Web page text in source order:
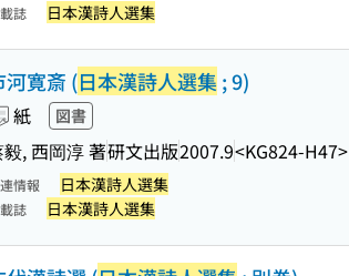
誌 日本漢詩人選集
河寛斎 (日本漢詩人選集 ; 9)
紙 図書
, 西岡淳 著研文出版2007.9<KG824-H47>
情報 日本漢詩人選集
誌 日本漢詩人選集